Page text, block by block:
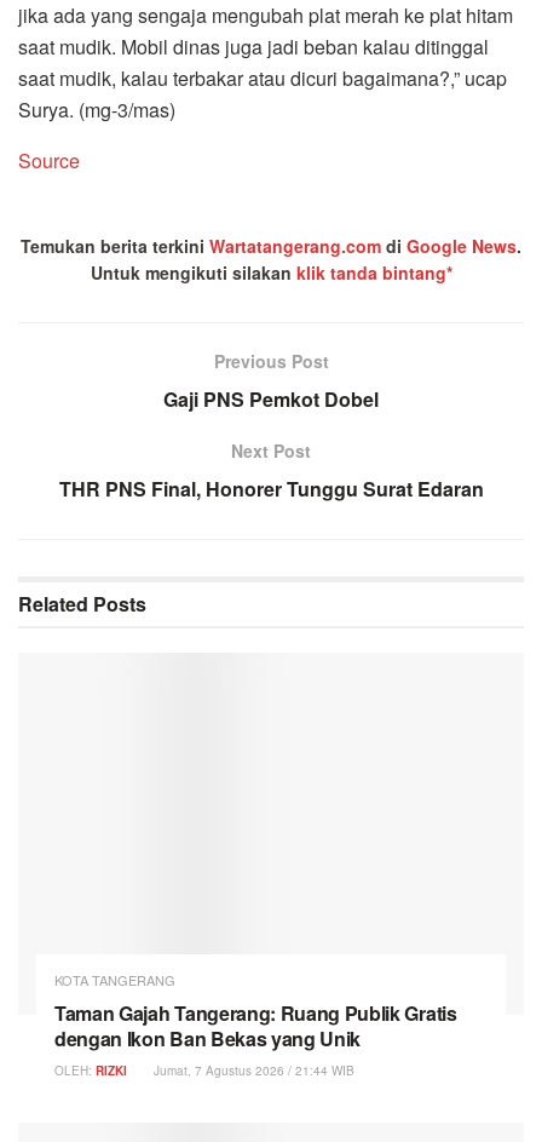
jika ada yang sengaja mengubah plat merah ke plat hitam
saat mudik. Mobil dinas juga jadi beban kalau ditinggal
saat mudik, kalau terbakar atau dicuri bagaimana?,” ucap
Surya. (mg-3/mas)
Source
Temukan berita terkini Wartatangerang.com di Google News.
Untuk mengikuti silakan klik tanda bintang*
Previous Post
Gaji PNS Pemkot Dobel
Next Post
THR PNS Final, Honorer Tunggu Surat Edaran
Related Posts
KOTA TANGERANG
Taman Gajah Tangerang: Ruang Publik Gratis
dengan Ikon Ban Bekas yang Unik
OLEH: RIZKI Jumat, 7 Agustus 2026 / 21:44 WIB